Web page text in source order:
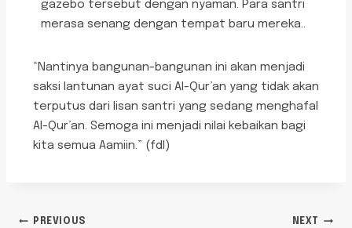
gazebo tersebut dengan nyaman. Para santri
merasa senang dengan tempat baru mereka..
“Nantinya bangunan-bangunan ini akan menjadi
saksi lantunan ayat suci Al-Qur’an yang tidak akan
terputus dari lisan santri yang sedang menghafal
Al-Qur’an. Semoga ini menjadi nilai kebaikan bagi
kita semua Aamiin.” (fdl)
PREVIOUS NEXT